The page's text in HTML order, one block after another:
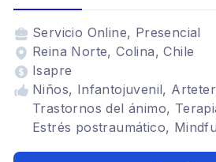
Servicio Online, Presencial
Reina Norte, Colina, Chile
Isapre
Niños, Infantojuvenil,
Trastornos del ánimo,
Estrés postraumático,